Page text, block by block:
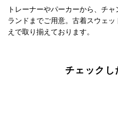
トレーナーやパーカーから、チ
ランドまでご用意。古着スウェ
えで取り揃えております。
チェックし